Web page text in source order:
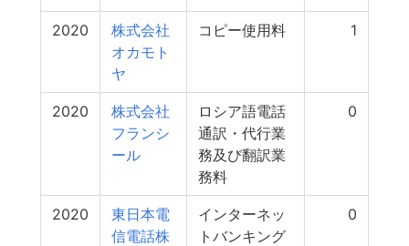
2020
株式会社
オカモト
ヤ
コピー使用料 1
2020
株式会社
フランシ
ール
ロシア語電話
通訳・代行業
務及び翻訳業
務料
0
2020
東日本電
信電話株
インターネッ
トバンキング
0